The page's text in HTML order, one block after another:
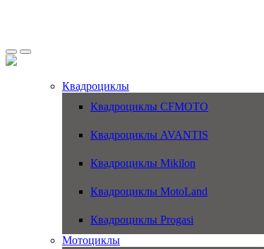
Квадроциклы
Квадроциклы CFMOTO
Квадроциклы AVANTIS
Квадроциклы Mikilon
Квадроциклы MotoLand
Квадроциклы Progasi
Мотоциклы